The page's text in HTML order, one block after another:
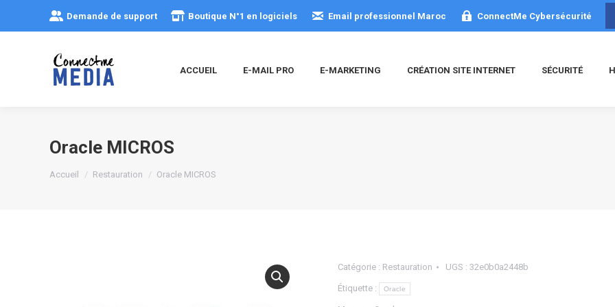
Demande de support Boutique N°1 en logiciels Email professionnel Maroc ConnectMe Cybersécurité
ACCUEIL E-MAIL PRO E-MARKETING CRÉATION SITE INTERNET SÉCURITÉ
Oracle MICROS
Vous êtes ici :
Accueil Restauration Oracle MICROS
Catégorie : Restauration UGS : 32e0b0a2448b
Étiquette : Oracle